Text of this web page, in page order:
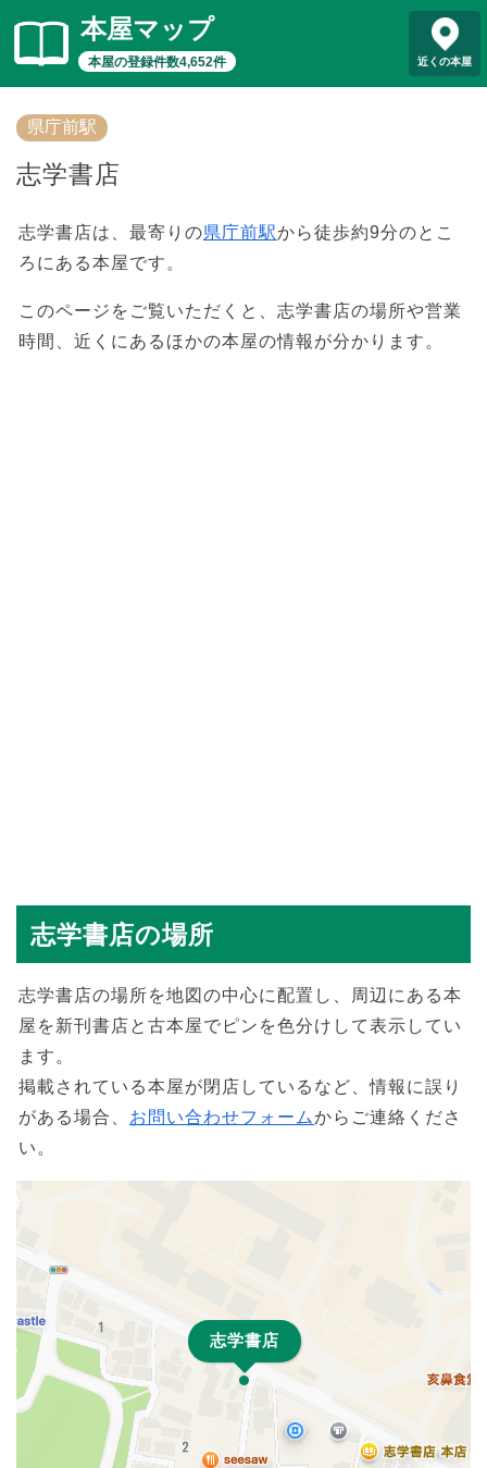
本屋マップ
本屋の登録件数4,652件 近くの本屋
県庁前駅
志学書店
志学書店は、最寄りの県庁前駅から徒歩約9分のとこ
ろにある本屋です。
このページをご覧いただくと、志学書店の場所や営業
時間、近くにあるほかの本屋の情報が分かります。
志学書店の場所
志学書店の場所を地図の中心に配置し、周辺にある本
屋を新刊書店と古本屋でピンを色分けして表示してい
ます。
掲載されている本屋が閉店しているなど、情報に誤り
がある場合、 お問い合わせフォームからご連絡くださ
い。
志学書店